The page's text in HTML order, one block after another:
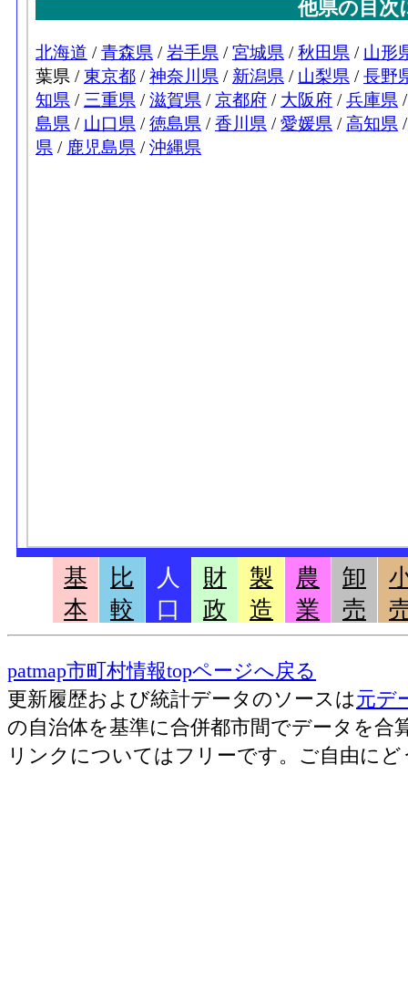
基
本
比
較
人
口
財
政
製
造
農
業
卸
売
patmap市町村情報topページへ戻る
更新履歴および統計データのソースは元デ
の自治体を基準に合併都市間でデータを合
リンクについてはフリーです。ご自由にど